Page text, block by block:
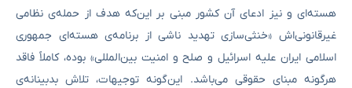
هسته‌ای و نیز ادعای آن کشور مبنی بر این‌که هدف از حمله‌ی نظامی
غیرقانونی‌اش «خنثی‌سازی تهدید ناشی از برنامه‌ی هسته‌ای جمهوری
اسلامی ایران علیه اسرائیل و صلح و امنیت بین‌المللی» بوده، کاملاً فاقد
هرگونه مبنای حقوقی می‌باشد. این‌گونه توجیهات، تلاش بدبینانه‌ی